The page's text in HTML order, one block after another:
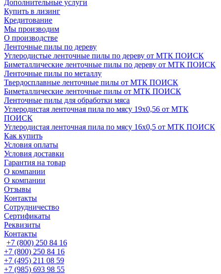
Дополнительные услуги
Купить в лизинг
Кредитование
Мы производим
О производстве
Ленточные пилы по дереву
Углеродистые ленточные пилы по дереву от МТК ПОИСК
Биметаллические ленточные пилы по дереву от МТК ПОИСК
Ленточные пилы по металлу
Твердосплавные ленточные пилы от МТК ПОИСК
Биметаллические ленточные пилы от МТК ПОИСК
Ленточные пилы для обработки мяса
Углеродистая ленточная пила по мясу 19х0,56 от МТК
ПОИСК
Углеродистая ленточная пила по мясу 16х0,5 от МТК ПОИСК
Как купить
Условия оплаты
Условия доставки
Гарантия на товар
О компании
О компании
Отзывы
Контакты
Сотрудничество
Сертификаты
Реквизиты
Контакты
+7 (800) 250 84 16
+7 (800) 250 84 16
+7 (495) 211 08 59
+7 (985) 693 98 55